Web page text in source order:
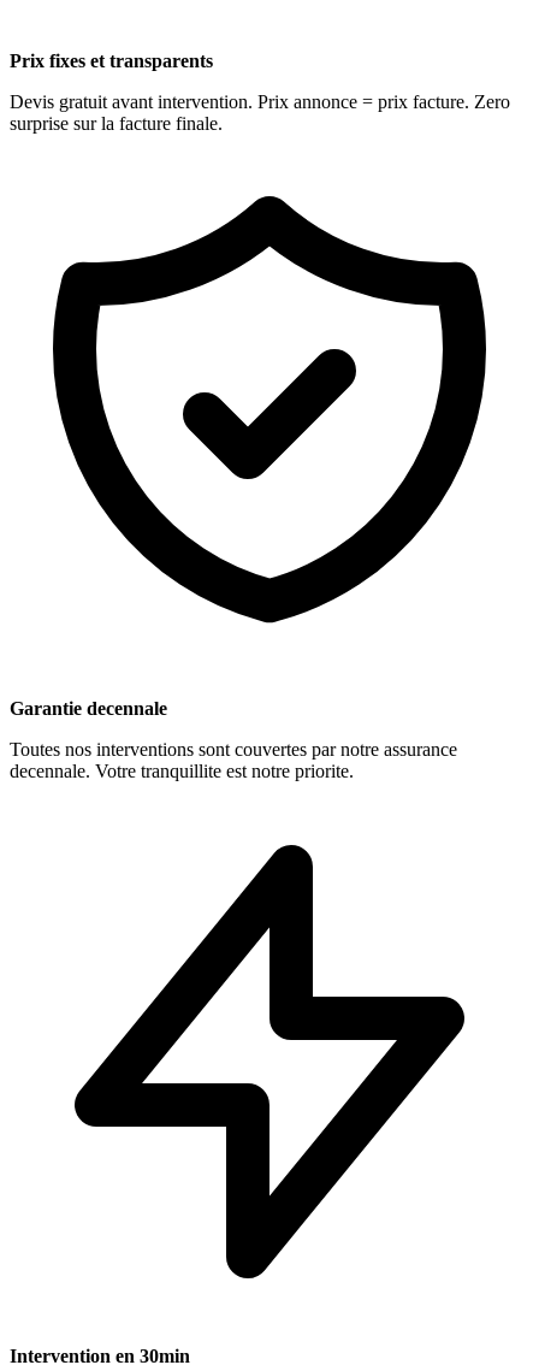
Prix fixes et transparents
Devis gratuit avant intervention. Prix annonce = prix facture. Zero
surprise sur la facture finale.
Garantie decennale
Toutes nos interventions sont couvertes par notre assurance
decennale. Votre tranquillite est notre priorite.
Intervention en 30min